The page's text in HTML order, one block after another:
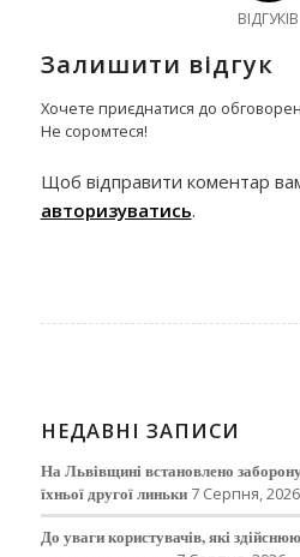
ВІДГУКІВ
Залишити відгук
Хочете приєднатися до
Не соромтеся!
Щоб відправити коментар
авторизуватись.
НЕДАВНІ ЗАПИСИ
На Львівщині встановлено
їхньої другої линьки 7 Серпня, 2026
До уваги користувачів, які